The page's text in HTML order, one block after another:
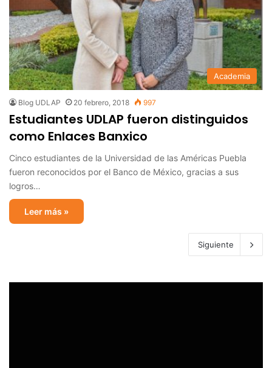
Academia
Blog UDLAP 20 febrero, 2018 997
Estudiantes UDLAP fueron distinguidos
como Enlaces Banxico
Cinco estudiantes de la Universidad de las Américas Puebla
fueron reconocidos por el Banco de México, gracias a sus
logros…
Leer más »
Siguiente